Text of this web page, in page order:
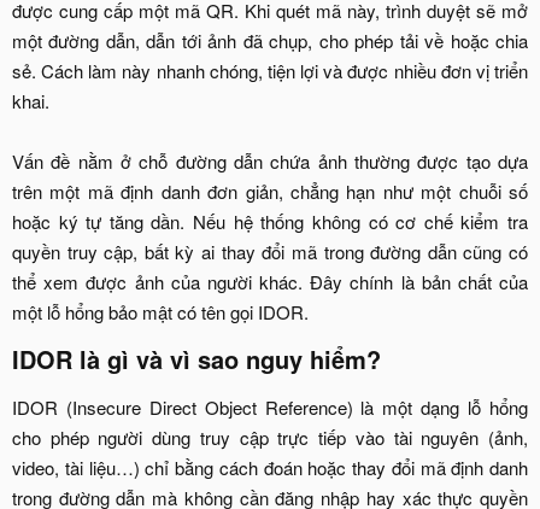
được cung cấp một mã QR. Khi quét mã này, trình duyệt sẽ mở
một đường dẫn, dẫn tới ảnh đã chụp, cho phép tải về hoặc chia
sẻ. Cách làm này nhanh chóng, tiện lợi và được nhiều đơn vị triển
khai.
Vấn đề nằm ở chỗ đường dẫn chứa ảnh thường được tạo dựa
trên một mã định danh đơn giản, chẳng hạn như một chuỗi số
hoặc ký tự tăng dần. Nếu hệ thống không có cơ chế kiểm tra
quyền truy cập, bất kỳ ai thay đổi mã trong đường dẫn cũng có
thể xem được ảnh của người khác. Đây chính là bản chất của
một lỗ hổng bảo mật có tên gọi IDOR.​
IDOR là gì và vì sao nguy hiểm?​
IDOR (Insecure Direct Object Reference) là một dạng lỗ hổng
cho phép người dùng truy cập trực tiếp vào tài nguyên (ảnh,
video, tài liệu…) chỉ bằng cách đoán hoặc thay đổi mã định danh
trong đường dẫn mà không cần đăng nhập hay xác thực quyền